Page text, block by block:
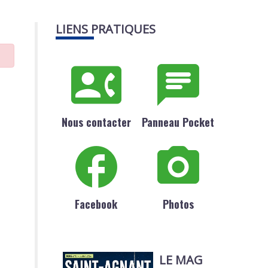
LIENS PRATIQUES
Nous contacter Panneau Pocket
Facebook Photos
LE MAG